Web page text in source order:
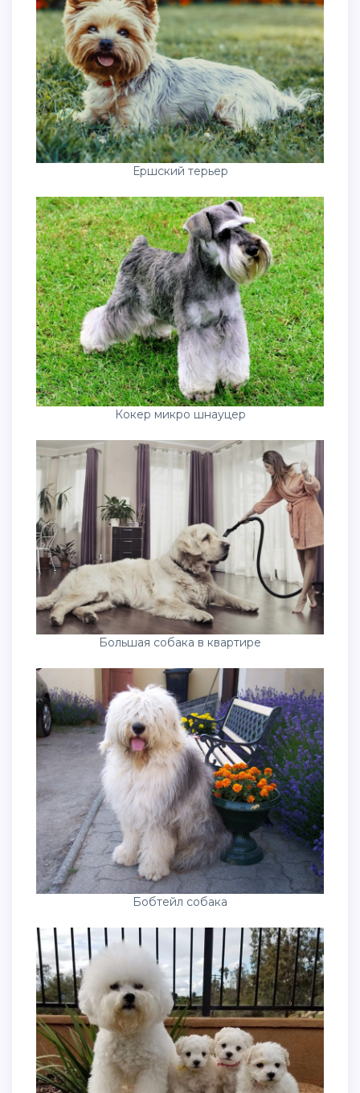
Ершский терьер
Кокер микро шнауцер
Большая собака в квартире
Бобтейл собака